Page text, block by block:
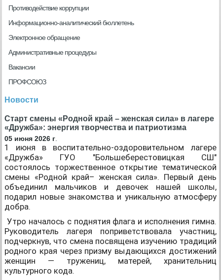
Противодействие коррупции
Информационно-аналитический бюллетень
Электронное обращение
Административные процедуры
Вакансии
ПРОФСОЮЗ
Новости
Старт смены «Родной край – женская сила» в лагере
«Дружба»: энергия творчества и патриотизма
05 июня 2026 г.
1 июня в воспитательно-оздоровительном лагере
«Дружба» ГУО "Большеберестовицкая СШ"
состоялось торжественное открытие тематической
смены «Родной край– женская сила». Первый день
объединил мальчиков и девочек нашей школы,
подарил новые знакомства и уникальную атмосферу
добра.
Утро началось с поднятия флага и исполнения гимна.
Руководитель лагеря поприветствовала участниц,
подчеркнув, что смена посвящена изучению традиций
родного края через призму выдающихся достижений
женщин — тружениц, матерей, хранительниц
культурного кода.